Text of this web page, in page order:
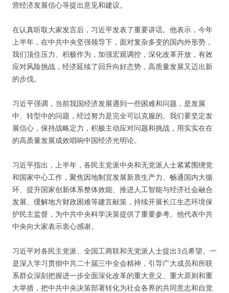
营经济发展信心等提出意见和建议。
在认真听取大家发言后，习近平发表了重要讲话。他表示，今年
上半年，在中共中央坚强领导下，面对复杂多变的国内外形势，
我们顶住压力、积极作为，加强宏观调控，深化改革开放，有效
应对风险挑战，经济延续了回升向好态势，高质量发展又迈出新
的步伐。
习近平强调，当前我国经济发展遇到一些困难和问题，是发展
中、转型中的问题，经过努力是完全可以克服的。我们要坚定发
展信心，保持战略定力，积极主动应对问题和挑战，用实实在在
的高质量发展成效唱响中国经济光明论。
习近平指出，上半年，各民主党派中央和无党派人士紧紧围绕党
和国家中心工作，聚焦因地制宜发展新质生产力、畅通国内大循
环、提升国家创新体系整体效能、推进人工智能与经济社会融合
发展、缓解地方财政困难等建言献策，持续开展长江生态环境保
护民主监督，为中共中央科学决策提供了重要参考。他代表中共
中央向大家表示衷心感谢。
习近平对各民主党派、全国工商联和无党派人士提出3点希望。一
是深入学习贯彻中共二十届三中全会精神，引导广大成员和所联
系群众深刻把握进一步全面深化改革的重大意义、重大原则和重
大举措，把中共中央决策部署转化为社会各界的共同意志和自觉